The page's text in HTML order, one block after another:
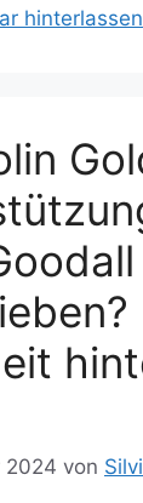
hinterlassen
2024 von